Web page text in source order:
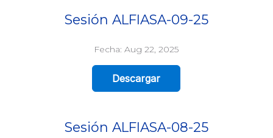
Sesión ALFIASA-09-25
Fecha: Aug 22, 2025
Descargar
Sesión ALFIASA-08-25